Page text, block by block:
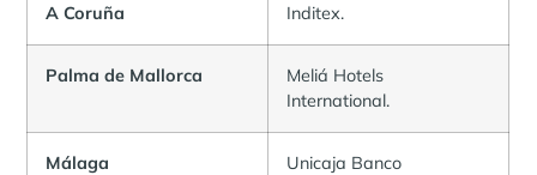
A Coruña Inditex.
Palma de Mallorca
Meliá Hotels
International.
Málaga Unicaja Banco